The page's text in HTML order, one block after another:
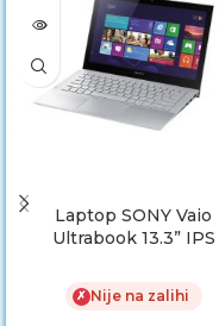
Laptop SONY Vaio
Ultrabook 13.3” IPS
4GB RAM/ 128GB SSD
✗ Nije na zalihi